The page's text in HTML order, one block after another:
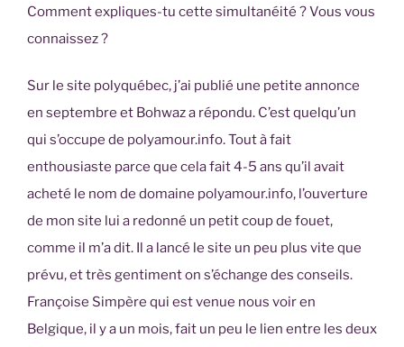
Comment expliques-tu cette simultanéité ? Vous vous
connaissez ?
Sur le site polyquébec, j’ai publié une petite annonce
en septembre et Bohwaz a répondu. C’est quelqu’un
qui s’occupe de polyamour.info. Tout à fait
enthousiaste parce que cela fait 4-5 ans qu’il avait
acheté le nom de domaine polyamour.info, l’ouverture
de mon site lui a redonné un petit coup de fouet,
comme il m’a dit. Il a lancé le site un peu plus vite que
prévu, et très gentiment on s’échange des conseils.
Françoise Simpère qui est venue nous voir en
Belgique, il y a un mois, fait un peu le lien entre les deux